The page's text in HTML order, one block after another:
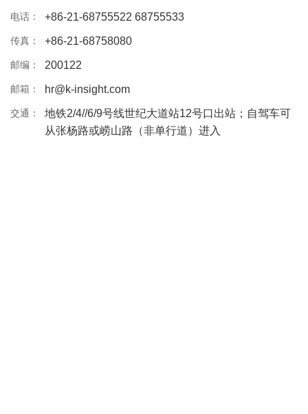
电话： +86-21-68755522 68755533
传真： +86-21-68758080
邮编： 200122
邮箱： hr@k-insight.com
交通：
地铁2/4//6/9号线世纪大道站12号口出站；自驾车可
从张杨路或崂山路（非单行道）进入